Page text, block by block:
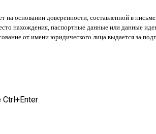
основании доверенности, составленной в
нахождения, паспортные данные или данные
от имени юридического лица выдается за